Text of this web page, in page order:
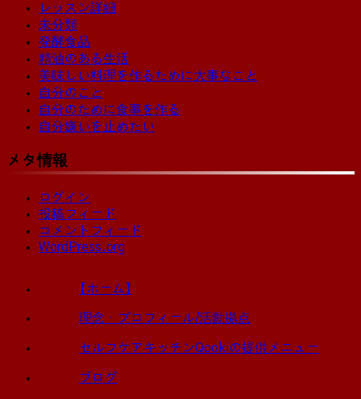
レッスン詳細
未分類
発酵食品
精油のある生活
美味しい料理を作るために大事なこと
自分のこと
自分のために食事を作る
自分嫌いを止めたい
メタ情報
ログイン
投稿フィード
コメントフィード
WordPress.org
【ホーム】
理念・プロフィール/活動拠点
セルフケアキッチンQookiの提供メニュー
ブログ